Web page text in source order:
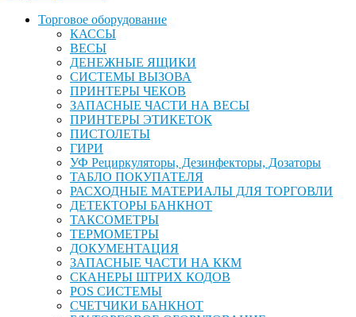
Торговое оборудование
КАССЫ
ВЕСЫ
ДЕНЕЖНЫЕ ЯЩИКИ
СИСТЕМЫ ВЫЗОВА
ПРИНТЕРЫ ЧЕКОВ
ЗАПАСНЫЕ ЧАСТИ НА ВЕСЫ
ПРИНТЕРЫ ЭТИКЕТОК
ПИСТОЛЕТЫ
ГИРИ
УФ Рециркуляторы, Дезинфекторы, Дозаторы
ТАБЛО ПОКУПАТЕЛЯ
РАСХОДНЫЕ МАТЕРИАЛЫ ДЛЯ ТОРГОВЛИ
ДЕТЕКТОРЫ БАНКНОТ
ТАКСОМЕТРЫ
ТЕРМОМЕТРЫ
ДОКУМЕНТАЦИЯ
ЗАПАСНЫЕ ЧАСТИ НА ККМ
СКАНЕРЫ ШТРИХ КОДОВ
POS СИСТЕМЫ
СЧЕТЧИКИ БАНКНОТ